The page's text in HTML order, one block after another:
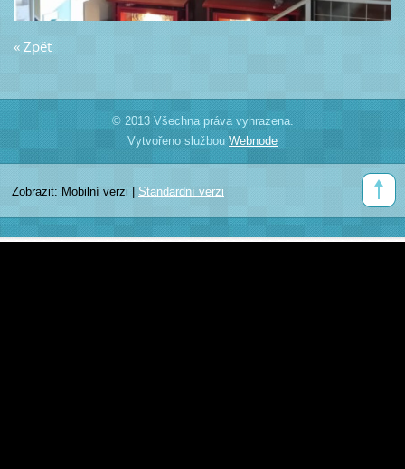
« Zpět
© 2013 Všechna práva vyhrazena.
Vytvořeno službou Webnode
Zobrazit: Mobilní verzi | Standardní verzi